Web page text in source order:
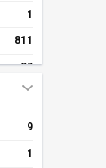
1
1
811
90
1
3
1
9
1